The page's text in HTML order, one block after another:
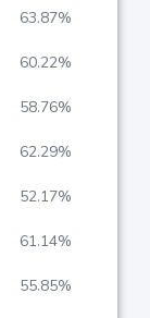
63.87%
60.22%
58.76%
62.29%
52.17%
61.14%
55.85%